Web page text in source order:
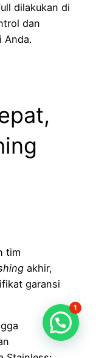
dilakukan di
dan
Anda.
tim
akhir,
garansi
1